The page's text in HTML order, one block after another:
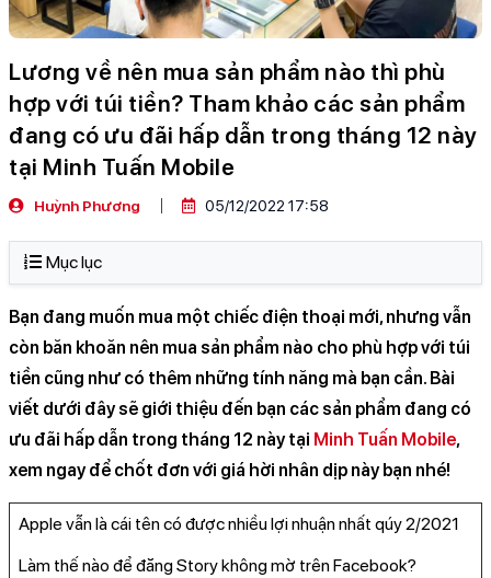
Lương về nên mua sản phẩm nào thì phù
hợp với túi tiền? Tham khảo các sản phẩm
đang có ưu đãi hấp dẫn trong tháng 12 này
tại Minh Tuấn Mobile
Huỳnh Phương 05/12/2022 17:58
Mục lục
Bạn đang muốn mua một chiếc điện thoại mới, nhưng vẫn
còn băn khoăn nên mua sản phẩm nào cho phù hợp với túi
tiền cũng như có thêm những tính năng mà bạn cần. Bài
viết dưới đây sẽ giới thiệu đến bạn các sản phẩm đang có
ưu đãi hấp dẫn trong tháng 12 này tại Minh Tuấn Mobile,
xem ngay để chốt đơn với giá hời nhân dịp này bạn nhé!
Apple vẫn là cái tên có được nhiều lợi nhuận nhất qúy 2/2021
Làm thế nào để đăng Story không mờ trên Facebook?